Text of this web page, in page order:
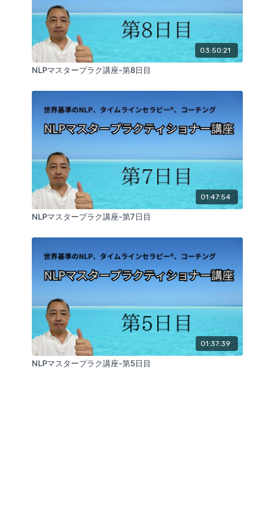
03:50:21
NLPマスタープラク講座-第8日目
01:47:54
NLPマスタープラク講座-第7日目
01:37:39
NLPマスタープラク講座-第5日目